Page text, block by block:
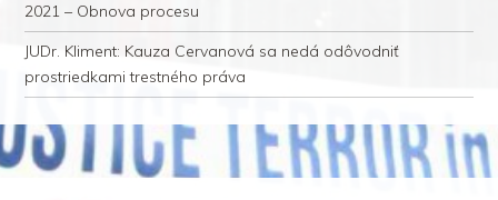
2021 – Obnova procesu
JUDr. Kliment: Kauza Cervanová sa nedá odôvodniť
prostriedkami trestného práva